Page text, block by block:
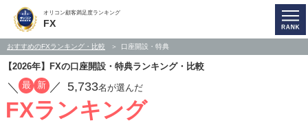
オリコン顧客満足度ランキング
FX
おすすめのFXランキング・比較 口座開設・特典
【2026年】FXの口座開設・特典ランキング・比較
／ 最 新 ／ 5,733名が選んだ
FXランキング